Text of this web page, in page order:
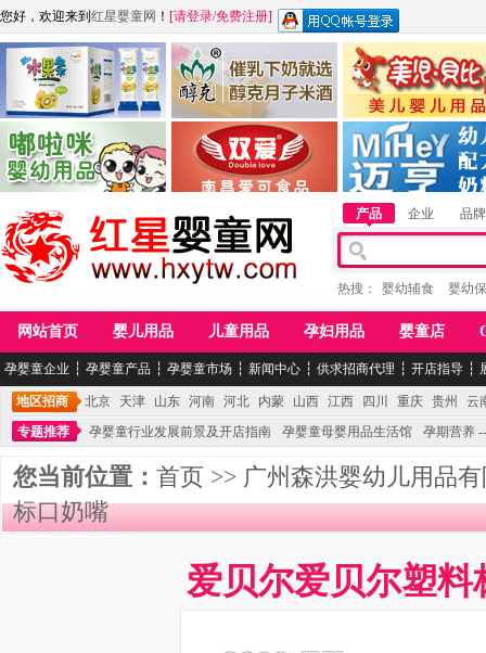
您好，欢迎来到 红星婴童网 ！ [请登录/免费注册]
江西麦嘟嘟食品有限公司
青岛嘟啦咪婴幼儿用品公司
江西醇之客月子米酒 惠州市美儿婴儿用品
湖南迈亨母婴用品有限
产品 企业 品牌
热搜： 婴幼辅食 婴幼
网站首页 婴儿用品 儿童用品 孕妇用品 婴童店
孕婴童企业 ┆ 孕婴童产品 ┆ 孕婴童市场 ┆ 新闻中心 ┆ 供求招商代理 ┆ 开店指导 ┆
地区招商 北京 天津 山东 河南 河北 内蒙 山西 江西 四川 重庆 贵州
云
专题推荐
孕婴童行业发展前景及开店指南 孕婴童母婴用品生活馆 孕期营养
您当前位置： 首页 >> 广州森洪婴幼儿用品
标口奶嘴
爱贝尔爱贝尔塑料